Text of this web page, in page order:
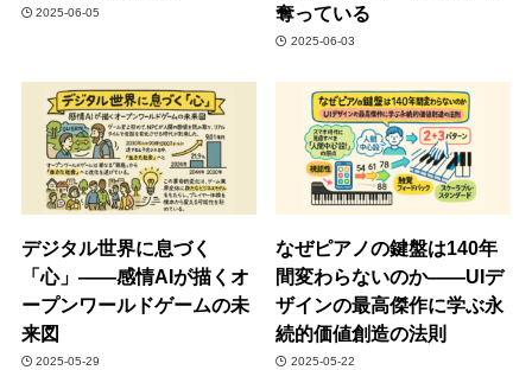
2025-06-05
奪っている
2025-06-03
デジタル世界に息づく
「心」——感情AIが描くオ
ープンワールドゲームの未
来図
2025-05-29
なぜピアノの鍵盤は140年
間変わらないのか――UIデ
ザインの最高傑作に学ぶ永
続的価値創造の法則
2025-05-22